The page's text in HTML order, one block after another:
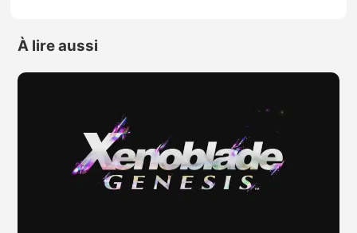
À lire aussi